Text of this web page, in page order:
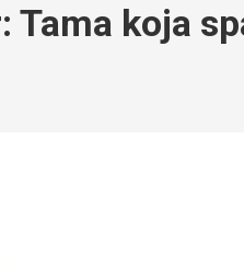
Tama koja